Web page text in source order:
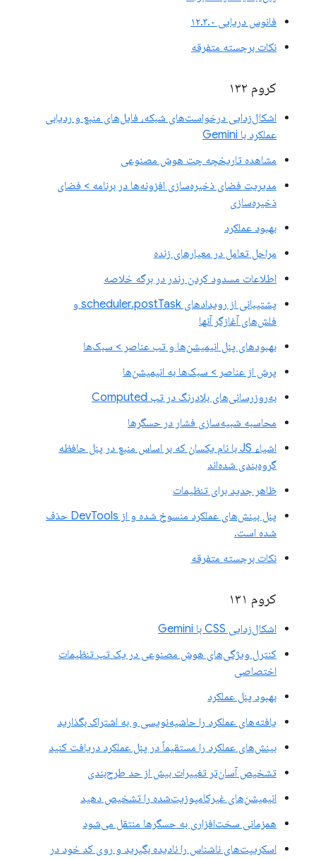
فانوس دریایی ۱۲.۳.۰
نکات برجسته متفرقه
کروم ۱۳۲
اشکال‌زدایی درخواست‌های شبکه، فایل‌های منبع و ردیابی
عملکرد با Gemini
مشاهده تاریخچه چت هوش مصنوعی
مدیریت فضای ذخیره‌سازی افزونه‌ها در برنامه > فضای
ذخیره‌سازی
بهبود عملکرد
مراحل تعامل در معیارهای زنده
اطلاعات مسدود کردن رندر در برگه خلاصه
پشتیبانی از رویدادهای scheduler.postTask و
فلش‌های آغازگر آنها
بهبودهای پنل انیمیشن‌ها و تب عناصر > سبک‌ها
پرش از عناصر > سبک‌ها به انیمیشن‌ها
به‌روزرسانی‌های بلادرنگ در تب Computed
محاسبه شبیه‌سازی فشار در حسگرها
اشیاء JS با نام یکسان که بر اساس منبع در پنل حافظه
گروه‌بندی شده‌اند
ظاهر جدید برای تنظیمات
پنل بینش‌های عملکرد منسوخ شده و از DevTools حذف
شده است.
نکات برجسته متفرقه
کروم ۱۳۱
اشکال‌زدایی CSS با Gemini
کنترل ویژگی‌های هوش مصنوعی در یک تب تنظیمات
اختصاصی
بهبود پنل عملکرد
یافته‌های عملکرد را حاشیه‌نویسی و به اشتراک بگذارید
بینش‌های عملکرد را مستقیماً در پنل عملکرد دریافت کنید
تشخیص آسان‌تر تغییرات بیش از حد طرح‌بندی
انیمیشن‌های غیرکامپوزیت‌شده را تشخیص دهید
همزمانی سخت‌افزاری به حسگرها منتقل می‌شود
اسکریپت‌های ناشناس را نادیده بگیرید و روی کد خود در